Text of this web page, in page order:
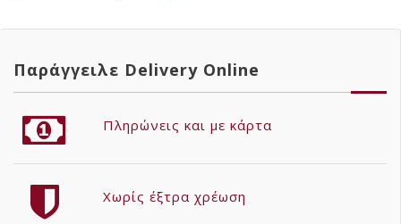
Παράγγειλε Delivery Online
Πληρώνεις και με κάρτα
Χωρίς έξτρα χρέωση